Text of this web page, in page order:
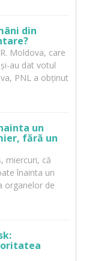
din
Moldova, care
au dat votul
PNL a obținut
un
fără un
miercuri, că
înainta un
organelor de